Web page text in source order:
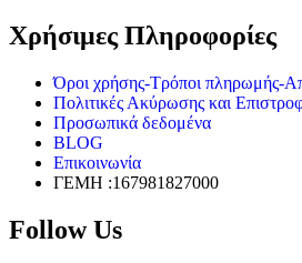
Χρήσιμες Πληροφορίες
Όροι χρήσης-Τρόποι πληρωμής-
Πολιτικές Ακύρωσης και
Προσωπικά δεδομένα
BLOG
Επικοινωνία
ΓΕΜΗ :167981827000
Follow Us